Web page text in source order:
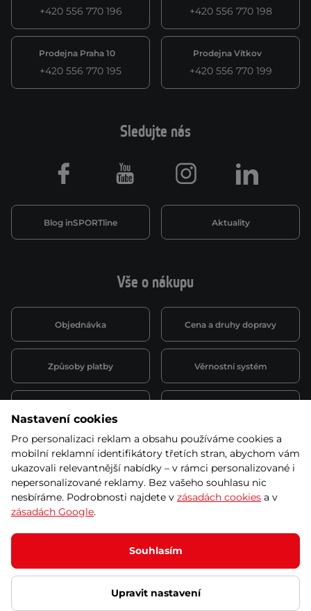
+420 556 770 196 +420 556 770 198
Prodejna Praha 10
+420 556 770 195
Prodejna Vítkov
+420 556 770 199
Vše o nákupu
Objednávka Cena a druhy dopravy
Způsoby platby Věrnostní systém
Půjčovna
obchodní podmínky
Kariéra
Sledujte nás
Blog inSPORTline Aktuality
Facebook Youtube Instagram LinkedIn
© 2026 SEVEN SPORT s.r.o Všechna práva vyhrazena
Podle zákona o evidenci tržeb je prodávající povinen vystavit
kupujícímu účtenku.
Zároveň je povinen zaevidovat přijatou tržbu u správce daně online; v
případě technického výpadku pak nejpozději do 48 hodin.
Ochrana osobních údajů Nastavení cookies Vnitřní oznamovací
Nastavení cookies
Pro personalizaci reklam a obsahu používáme cookies a
mobilní reklamní identifikátory třetích stran, abychom vám
ukazovali relevantnější nabídky – v rámci personalizované i
nepersonalizované reklamy. Bez vašeho souhlasu nic
nesbíráme. Podrobnosti najdete v zásadách cookies a v
zásadách Google.
Souhlasím
Upravit nastavení